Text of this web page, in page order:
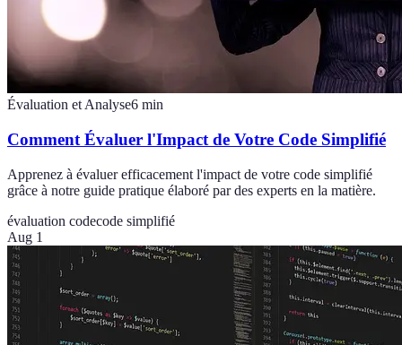
Évaluation et Analyse6 min
Comment Évaluer l'Impact de Votre Code Simplifié
Apprenez à évaluer efficacement l'impact de votre code simplifié
grâce à notre guide pratique élaboré par des experts en la matière.
évaluation codecode simplifié
Aug 1